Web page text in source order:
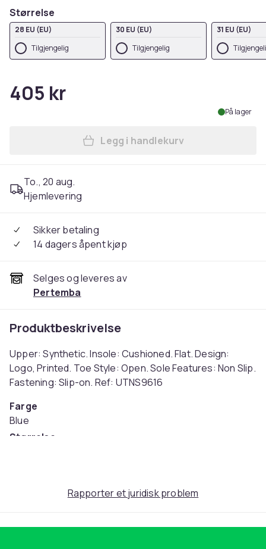
Størrelse
28 EU (EU)
Tilgjengelig
30 EU (EU)
Tilgjengelig
31 EU (EU)
405 kr
På lager
Legg Sonic The Hedgehog
Legg i handlekurv
To., 20 aug.
Hjemlevering
Sikker betaling
14 dagers åpent kjøp
Selges og leveres av
Pertemba
Produktbeskrivelse
Upper: Synthetic. Insole: Cushioned. Flat. Design:
Logo, Printed. Toe Style: Open. Sole Features: Non Slip.
Fastening: Slip-on. Ref: UTNS9616
Farge
Blue
Størrelse
Rapporter et juridisk problem